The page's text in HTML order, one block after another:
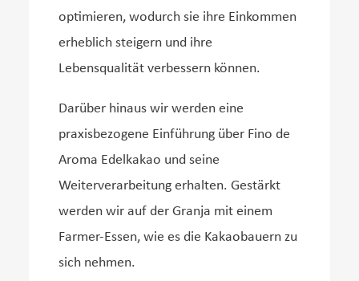
optimieren, wodurch sie ihre Einkommen
erheblich steigern und ihre
Lebensqualität verbessern können.
Darüber hinaus wir werden eine
praxisbezogene Einführung über Fino de
Aroma Edelkakao und seine
Weiterverarbeitung erhalten. Gestärkt
werden wir auf der Granja mit einem
Farmer-Essen, wie es die Kakaobauern zu
sich nehmen.